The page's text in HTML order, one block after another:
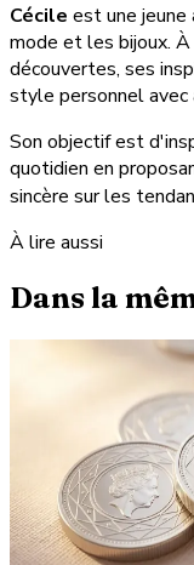
Cécile est une
mode et les bijoux.
découvertes, ses
style personnel
Son objectif est
quotidien en
sincère sur les
À lire aussi
Dans la